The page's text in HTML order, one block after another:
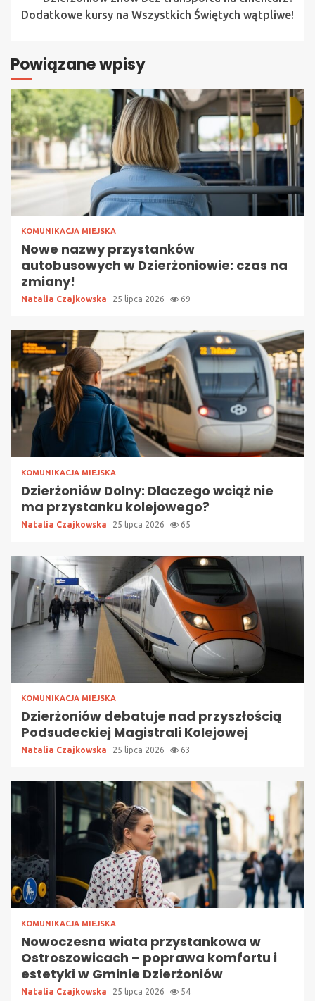
Dodatkowe kursy na Wszystkich Świętych wątpliwe!
Powiązane wpisy
KOMUNIKACJA MIEJSKA
Nowe nazwy przystanków
autobusowych w Dzierżoniowie: czas na
zmiany!
Natalia Czajkowska 25 lipca 2026 69
KOMUNIKACJA MIEJSKA
Dzierżoniów Dolny: Dlaczego wciąż nie
ma przystanku kolejowego?
Natalia Czajkowska 25 lipca 2026 65
KOMUNIKACJA MIEJSKA
Dzierżoniów debatuje nad przyszłością
Podsudeckiej Magistrali Kolejowej
Natalia Czajkowska 25 lipca 2026 63
KOMUNIKACJA MIEJSKA
Nowoczesna wiata przystankowa w
Ostroszowicach – poprawa komfortu i
estetyki w Gminie Dzierżoniów
Natalia Czajkowska 25 lipca 2026 54